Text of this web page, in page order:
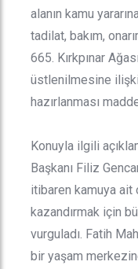
alanın kamu
tadilat, bakım,
665. Kırkpınar
üstlenilmesine
hazırlanması
Konuyla ilgili
Başkanı Filiz
itibaren kamuya
kazandırmak için
vurguladı. Fatih
bir yaşam